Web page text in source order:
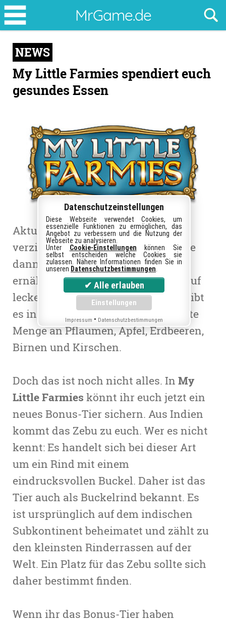
MrGame.de
My
Little
Farmies
spendiert
euch
gesundes
NEWS
My Little Farmies spendiert euch
gesundes Essen
Aktuell fasten viele Menschen und
verzichten dabei auf einiges. Gerade
dann ist es wichtig, sich gesund zu
ernähren.My Little Farmiessetzt auf
leckere Früchte. Bis zum 14. März gibt
es in dem
Browsergamedie doppelte
Menge an Pflaumen, Äpfel, Erdbeeren,
Birnen und Kirschen.
Doch das ist noch nicht alles. In My
Little Farmies könnt ihr euch jetzt ein
neues Bonus-Tier sichern. Aus Indien
kommt das Zebu zu euch. Wer es nicht
kennt: Es handelt sich bei dieser Art
um ein Rind mit einem
eindrucksvollen Buckel. Daher ist das
Tier auch als Buckelrind bekannt. Es
ist ursprünglich auf dem indischen
Subkontinent beheimatet und zählt zu
den kleinsten Rinderrassen auf der
Welt. Ein Platz für das Zebu sollte sich
daher bestimmt finden.
Wenn ihr das Bonus-Tier haben
Datenschutzeinstellungen
Diese Webseite verwendet Cookies, um
essenzielle Funktionen zu ermöglichen, das
Angebot zu verbessern und die Nutzung der
Webseite zu analysieren.
Unter Cookie-Einstellungen können Sie
selbst entscheiden welche Cookies sie
zulassen. Nähere Informationen finden Sie in
unseren Datenschutzbestimmungen
Impressum • Datenschutzbestimmungen